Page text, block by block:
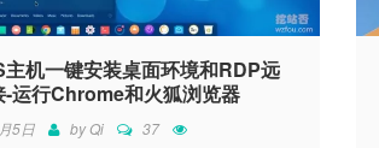
机一键安装桌面环境和RDP远
-运行Chrome和火狐浏览器
5日 byQi 37